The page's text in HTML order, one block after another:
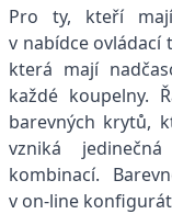
Pro ty, kteří
v nabídce ovládací
která mají
každé koupelny.
barevných krytů,
vzniká
kombinací.
v on-line